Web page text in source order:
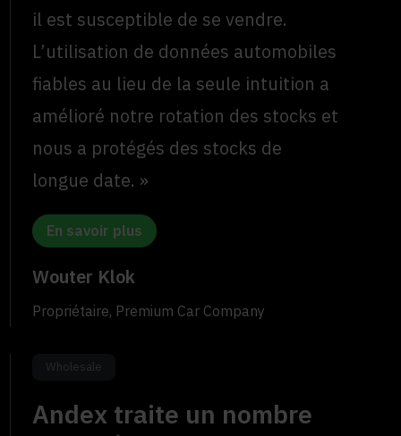
il est susceptible de se vendre.
L’utilisation de données automobiles
fiables au lieu de la seule intuition a
amélioré notre rotation des stocks et
nous a protégés des stocks de
longue date. »
En savoir plus
Wouter Klok
Propriétaire, Premium Car Company
Wholesale
Andex traite un nombre